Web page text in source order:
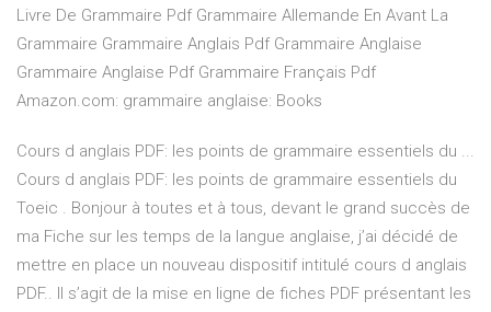
Livre De Grammaire Pdf Grammaire Allemande En Avant La
Grammaire Grammaire Anglais Pdf Grammaire Anglaise
Grammaire Anglaise Pdf Grammaire Français Pdf
Amazon.com: grammaire anglaise: Books
Cours d anglais PDF: les points de grammaire essentiels du ...
Cours d anglais PDF: les points de grammaire essentiels du
Toeic . Bonjour à toutes et à tous, devant le grand succès de
ma Fiche sur les temps de la langue anglaise, j’ai décidé de
mettre en place un nouveau dispositif intitulé cours d anglais
PDF.. Il s’agit de la mise en ligne de fiches PDF présentant les